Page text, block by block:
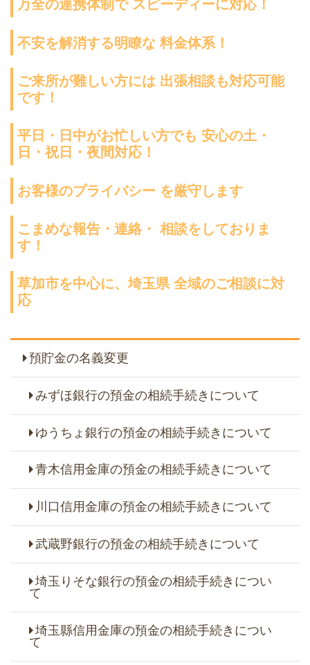
万全の連携体制で スピーディーに対応！
不安を解消する明瞭な 料金体系！
ご来所が難しい方には 出張相談も対応可能
です！
平日・日中がお忙しい方でも 安心の土・
日・祝日・夜間対応！
お客様のプライバシー を厳守します
こまめな報告・連絡・ 相談をしておりま
す！
草加市を中心に、埼玉県 全域のご相談に対
応
預貯金の名義変更
みずほ銀行の預金の相続手続きについて
ゆうちょ銀行の預金の相続手続きについて
青木信用金庫の預金の相続手続きについて
川口信用金庫の預金の相続手続きについて
武蔵野銀行の預金の相続手続きについて
埼玉りそな銀行の預金の相続手続きについ
て
埼玉縣信用金庫の預金の相続手続きについ
て